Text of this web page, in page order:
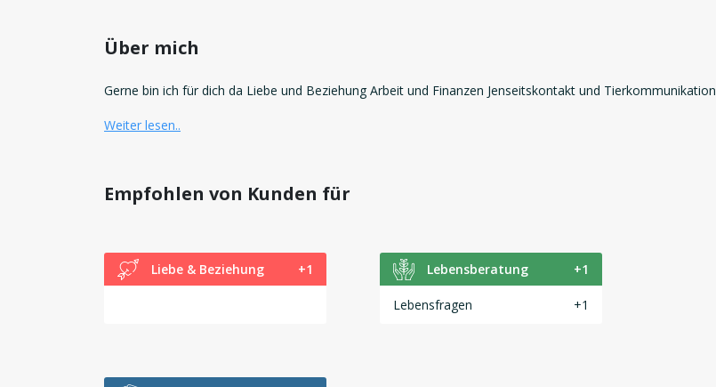
Über mich
Gerne bin ich für dich da Liebe und Beziehung Arbeit und Finanzen Jenseitskontakt und Tierkommunikation
Weiter lesen..
Empfohlen von Kunden für
Liebe & Beziehung +1 Lebensberatung +1
Lebensfragen +1